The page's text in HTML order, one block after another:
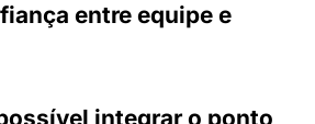
entre equipe e
integrar o ponto